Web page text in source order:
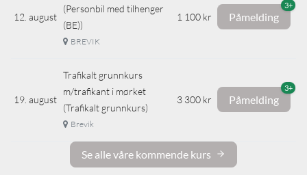
12. august
(Personbil med tilhenger
(BE))
BREVIK
1 100 kr Påmelding
3+
19. august
Trafikalt grunnkurs
m/trafikant i mørket
(Trafikalt grunnkurs)
Brevik
3 300 kr Påmelding
3+
Se alle våre kommende kurs